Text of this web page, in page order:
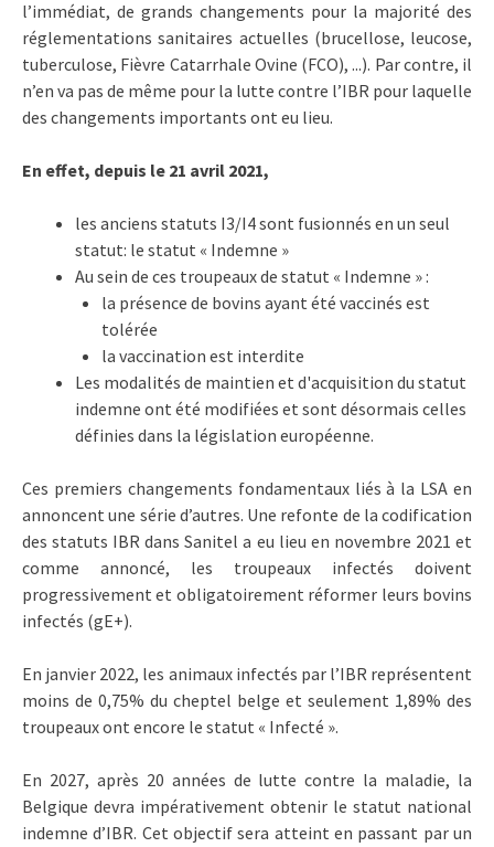
l’immédiat, de grands changements pour la majorité des
réglementations sanitaires actuelles (brucellose, leucose,
tuberculose, Fièvre Catarrhale Ovine (FCO), ...). Par contre, il
n’en va pas de même pour la lutte contre l’IBR pour laquelle
des changements importants ont eu lieu.
En effet, depuis le 21 avril 2021,
les anciens statuts I3/I4 sont fusionnés en un seul
statut: le statut « Indemne »
Au sein de ces troupeaux de statut « Indemne » :
la présence de bovins ayant été vaccinés est
tolérée
la vaccination est interdite
Les modalités de maintien et d'acquisition du statut
indemne ont été modifiées et sont désormais celles
définies dans la législation européenne.
Ces premiers changements fondamentaux liés à la LSA en
annoncent une série d’autres. Une refonte de la codification
des statuts IBR dans Sanitel a eu lieu en novembre 2021 et
comme annoncé, les troupeaux infectés doivent
progressivement et obligatoirement réformer leurs bovins
infectés (gE+).
En janvier 2022, les animaux infectés par l’IBR représentent
moins de 0,75% du cheptel belge et seulement 1,89% des
troupeaux ont encore le statut « Infecté ».
En 2027, après 20 années de lutte contre la maladie, la
Belgique devra impérativement obtenir le statut national
indemne d’IBR. Cet objectif sera atteint en passant par un